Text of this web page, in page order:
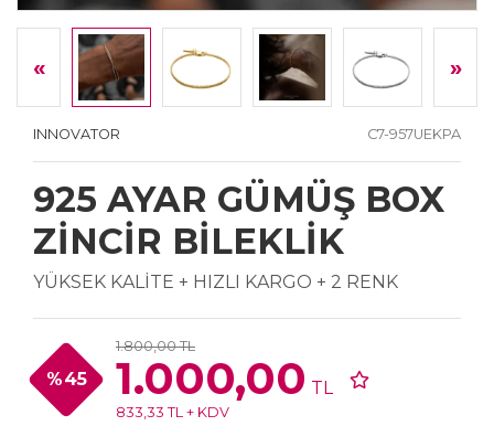
« »
INNOVATOR C7-957UEKPA
925 AYAR GÜMÜŞ BOX
ZİNCİR BİLEKLİK
YÜKSEK KALİTE + HIZLI KARGO + 2 RENK
%45
1.800,00 TL
1.000,00 TL
833,33 TL + KDV